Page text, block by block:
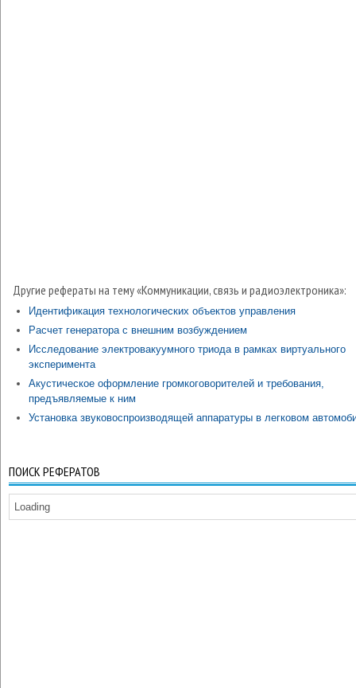
Другие рефераты на тему «Коммуникации, связь и радиоэлектроника»:
Идентификация технологических объектов управления
Расчет генератора с внешним возбуждением
Исследование электровакуумного триода в рамках виртуального
эксперимента
Акустическое оформление громкоговорителей и требования,
предъявляемые к ним
Установка звуковоспроизводящей аппаратуры в легковом
ПОИСК РЕФЕРАТОВ
Loading